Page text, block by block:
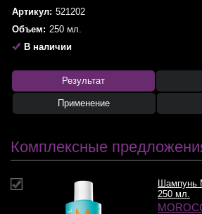
Артикул: 521202
Объем: 250 мл.
В наличии
Результат
Применение
Комплексные
Шампунь
250 мл.